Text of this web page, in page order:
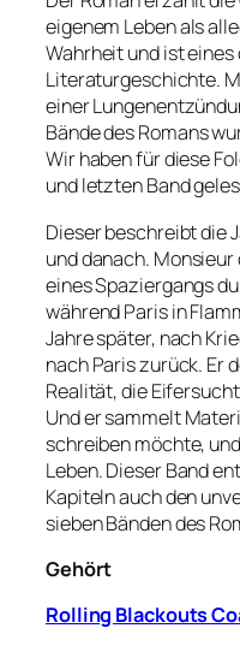
eigenem Leben als
Wahrheit und ist
Literaturgeschichte.
einer
Bände des Romans
Wir haben für diese
und letzten Band
Dieser beschreibt die
und danach.
eines Spaziergangs
während Paris in
Jahre später, nach
nach Paris zurück. Er
Realität, die
Und er sammelt
schreiben möchte,
Leben. Dieser Band
Kapiteln auch den
sieben Bänden des
Gehört
Rolling Blackouts